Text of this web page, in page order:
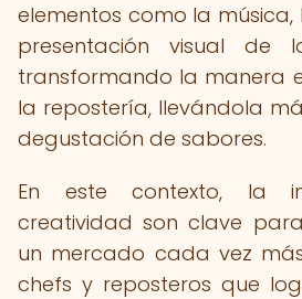
elementos como la música,
presentación visual de
transformando la manera
la repostería, llevándola
degustación de sabores.
En este contexto, la
creatividad son clave
un mercado cada vez
chefs y reposteros que